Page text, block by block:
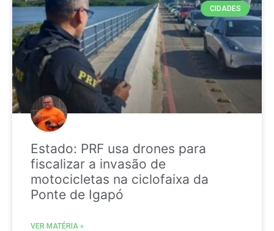
CIDADES
Estado: PRF usa drones para
fiscalizar a invasão de
motocicletas na ciclofaixa da
Ponte de Igapó
VER MATÉRIA »